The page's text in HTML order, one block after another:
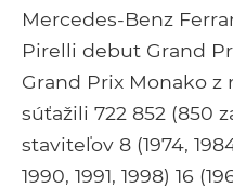
Mercedes-Benz
Pirelli debut Grand
Grand Prix Monako z
súťažili 722 852 (850
staviteľov 8 (1974,
1990, 1991, 1998) 16